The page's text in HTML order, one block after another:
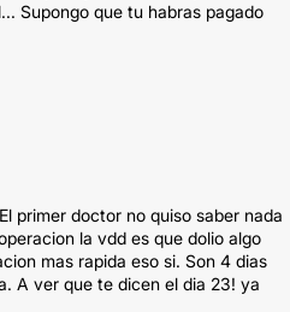
Supongo que tu habras pagado
primer doctor no quiso saber nada
la vdd es que dolio algo
mas rapida eso si. Son 4 dias
A ver que te dicen el dia 23! ya